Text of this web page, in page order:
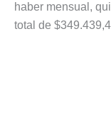
haber mensual,
total de